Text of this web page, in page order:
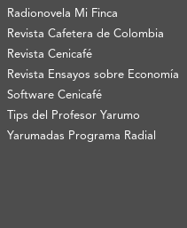
Radionovela Mi Finca
Revista Cafetera de Colombia
Revista Cenicafé
Revista Ensayos sobre Economía
Software Cenicafé
Tips del Profesor Yarumo
Yarumadas Programa Radial